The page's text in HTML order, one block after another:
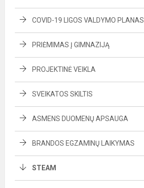
COVID-19 LIGOS VALDYMO PLANAS
PRIĖMIMAS Į GIMNAZIJĄ
PROJEKTINĖ VEIKLA
SVEIKATOS SKILTIS
ASMENS DUOMENŲ APSAUGA
BRANDOS EGZAMINŲ LAIKYMAS
STEAM